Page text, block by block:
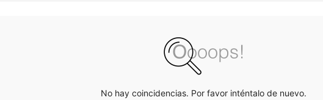
No hay coincidencias. Por favor inténtalo de nuevo.